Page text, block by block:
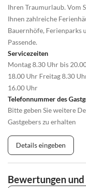
Ihren Traumurlaub. Vom
Ihnen zahlreiche
Bauernhöfe, Ferienparks
Passende.
Servicezeiten
Montag 8.30 Uhr bis
18.00 Uhr Freitag 8.30
16.00 Uhr
Telefonnummer des
Bitte geben Sie weitere
Gastgebers zu erhalten
Details eingeben
Bewertungen und